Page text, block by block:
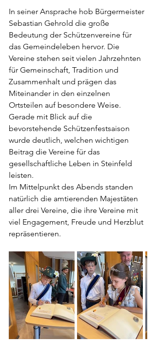
In seiner Ansprache hob Bürgermeister
Sebastian Gehrold die große
Bedeutung der Schützenvereine für
das Gemeindeleben hervor. Die
Vereine stehen seit vielen Jahrzehnten
für Gemeinschaft, Tradition und
Zusammenhalt und prägen das
Miteinander in den einzelnen
Ortsteilen auf besondere Weise.
Gerade mit Blick auf die
bevorstehende Schützenfestsaison
wurde deutlich, welchen wichtigen
Beitrag die Vereine für das
gesellschaftliche Leben in Steinfeld
leisten.
Im Mittelpunkt des Abends standen
natürlich die amtierenden Majestäten
aller drei Vereine, die ihre Vereine mit
viel Engagement, Freude und Herzblut
repräsentieren.